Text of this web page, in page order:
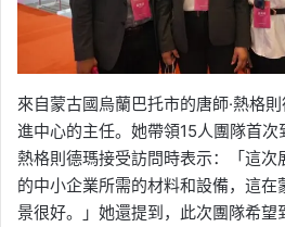
來自蒙古國烏蘭巴托市的唐師·熱格
進中心的主任。她帶領15人團隊首次
熱格則德瑪接受訪問時表示：「這次
的中小企業所需的材料和設備，這
景很好。」她還提到，此次團隊希望